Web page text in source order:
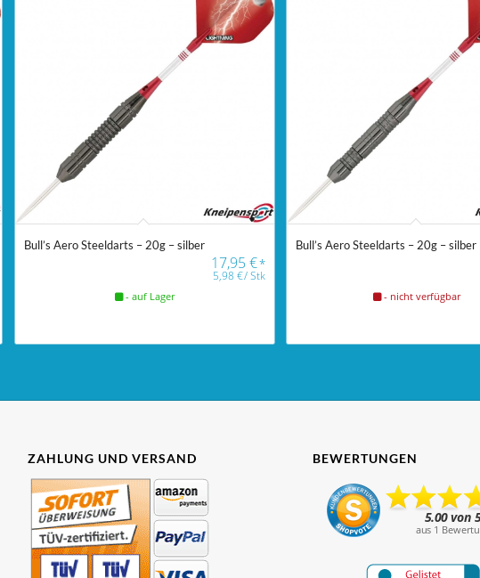
Bull’s Aero Steeldarts – 20g – silber
17,95€*
5,98 €/Stk
- auf Lager
Bull’s Aero Steeldarts – 20g – silber
- nicht verfügbar
ZAHLUNG UND VERSAND BEWERTUNGEN